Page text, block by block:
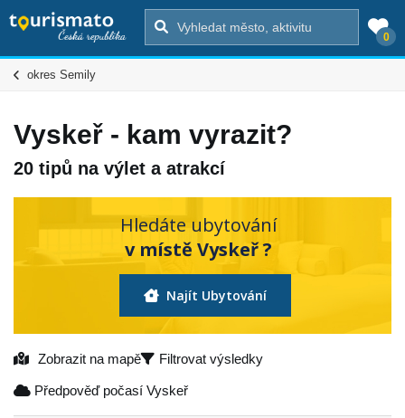
0
okres Semily
Vyskeř - kam vyrazit?
20 tipů na výlet a atrakcí
Hledáte ubytování
v místě Vyskeř ?
Najít Ubytování
Zobrazit na mapě Filtrovat výsledky
Předpověď počasí Vyskeř